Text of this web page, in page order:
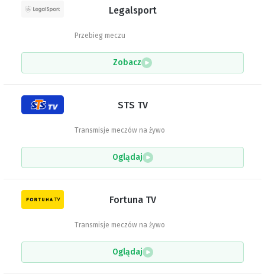
Legalsport
Przebieg meczu
Zobacz
STS TV
Transmisje meczów na żywo
Oglądaj
Fortuna TV
Transmisje meczów na żywo
Oglądaj